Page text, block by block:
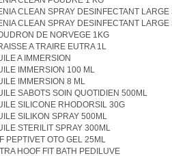
CLEAN SPRAY DESINFECTANT
CLEAN SPRAY DESINFECTANT
DE NORVEGE 1KG
A TRAIRE EUTRA 1L
A IMMERSION
IMMERSION 100 ML
IMMERSION 8 ML
SABOTS SOIN QUOTIDIEN 500ML
SILICONE RHODORSIL 30G
SILIKON SPRAY 500ML
STERILIT SPRAY 300ML
PEPTIVET OTO GEL 25ML
HOOF FIT BATH PEDILUVE